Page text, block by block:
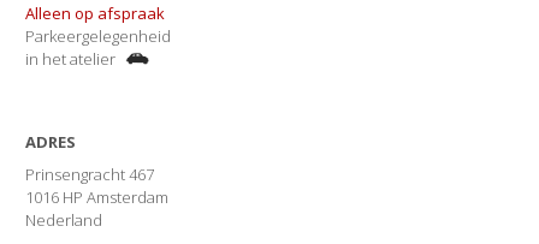
Alleen op afspraak
Parkeergelegenheid
in het atelier
ADRES
Prinsengracht 467
1016 HP Amsterdam
Nederland